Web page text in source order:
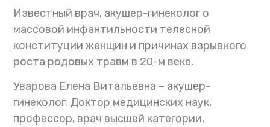
Известный врач, акушер-гинеколог о
массовой инфантильности телесной
конституции женщин и причинах взрывного
роста родовых травм в 20-м веке.
Уварова Елена Витальевна – акушер-
гинеколог. Доктор медицинских наук,
профессор, врач высшей категории,